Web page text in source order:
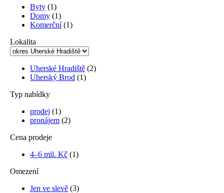
Byty (1)
Domy (1)
Komerční(1)
Lokalita
Uherské Hradiště (2)
Uherský Brod (1)
Typ nabídky
prodej (1)
pronájem (2)
Cena prodeje
4–6 mil. Kč (1)
Omezení
Jen ve slevě (3)